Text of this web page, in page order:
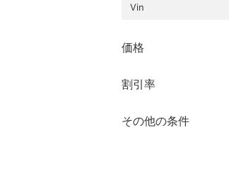
オールインワン・オーバ
バッグ
シューズ・靴
インナー・ルームウェア
XL
クリア
Vin
価格
絞り込み
割引率
％OFF～
その他の条件